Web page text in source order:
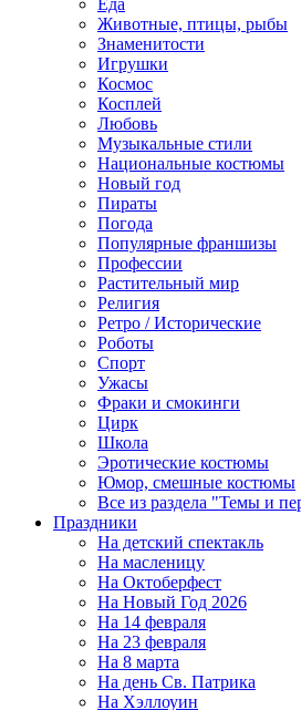
Еда
Животные, птицы, рыбы
Знаменитости
Игрушки
Космос
Косплей
Любовь
Музыкальные стили
Национальные костюмы
Новый год
Пираты
Погода
Популярные франшизы
Профессии
Растительный мир
Религия
Ретро / Исторические
Роботы
Спорт
Ужасы
Фраки и смокинги
Цирк
Школа
Эротические костюмы
Юмор, смешные костюмы
Все из раздела "Темы и
Праздники
На детский спектакль
На масленицу
На Октоберфест
На Новый Год 2026
На 14 февраля
На 23 февраля
На 8 марта
На день Св. Патрика
На Хэллоуин